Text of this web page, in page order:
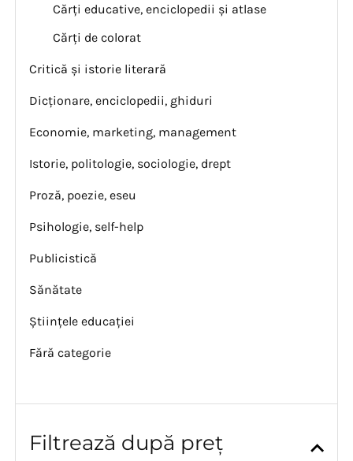
Cărți educative, enciclopedii și atlase
Cărți de colorat
Critică și istorie literară
Dicționare, enciclopedii, ghiduri
Economie, marketing, management
Istorie, politologie, sociologie, drept
Proză, poezie, eseu
Psihologie, self-help
Publicistică
Sănătate
Științele educației
Fără categorie
Filtrează după preț